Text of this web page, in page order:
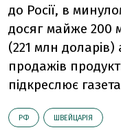
до Росії, в
досяг майже 200
(221 млн доларів)
продажів
підкреслює
РФ ШВЕЙЦАРІЯ